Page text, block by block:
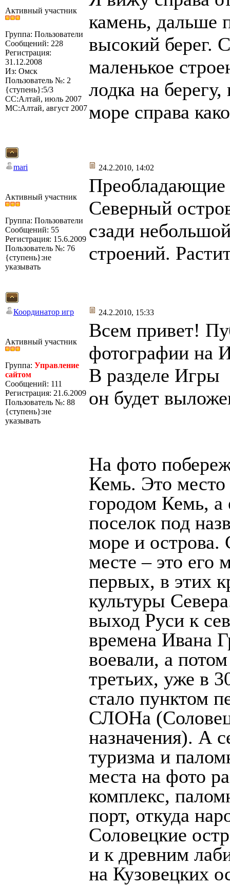
Активный участник
Группа: Пользователи
Сообщений: 228
Регистрация:
31.12.2008
Из: Омск
Пользователь №: 2
{ступень}:5/3
СС:Алтай, июль 2007
МС:Алтай, август 2007
камень, дальше
высокий берег.
маленькое
лодка на
море справа
mari 24.2.2010, 14:02
Активный участник
Группа: Пользователи
Сообщений: 55
Регистрация: 15.6.2009
Пользователь №: 76
{ступень}:не
указывать
Преобладающие
Северный
сзади
строений.
Координатор игр 24.2.2010, 15:33
Активный участник
Группа: Управление
сайтом
Сообщений: 111
Регистрация: 21.6.2009
Пользователь №: 88
{ступень}:не
указывать
Всем привет!
фотографии на
В разделе Игры
он будет
На фото
Кемь. Это место
городом Кемь, а
поселок под
море и острова.
месте – это его
первых, в этих
культуры
выход Руси к
времена Ивана
воевали, а
третьих, уже в
стало пунктом
СЛОНа
назначения). А
туризма и
места на фото
комплекс,
порт, откуда
Соловецкие
и к древним
на Кузовецких